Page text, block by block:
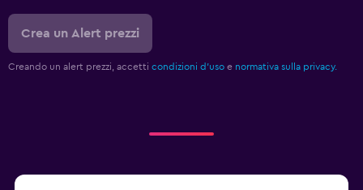
Crea un Alert prezzi
Creando un alert prezzi, accetti condizioni d'uso e normativa sulla privacy.